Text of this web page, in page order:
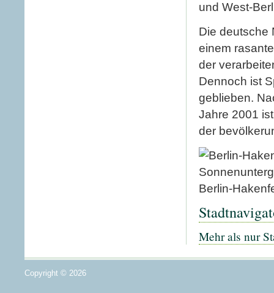
und West-
Die deutsche
einem
der
Dennoch ist
geblieben.
Jahre 2001
der
Berlin-
Mehr als nur
Copyright © 2026